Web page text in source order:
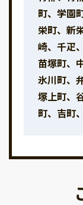
町、学園
栄町、新
崎、千疋
苗塚町、
氷川町、
塚上町、
町、吉町